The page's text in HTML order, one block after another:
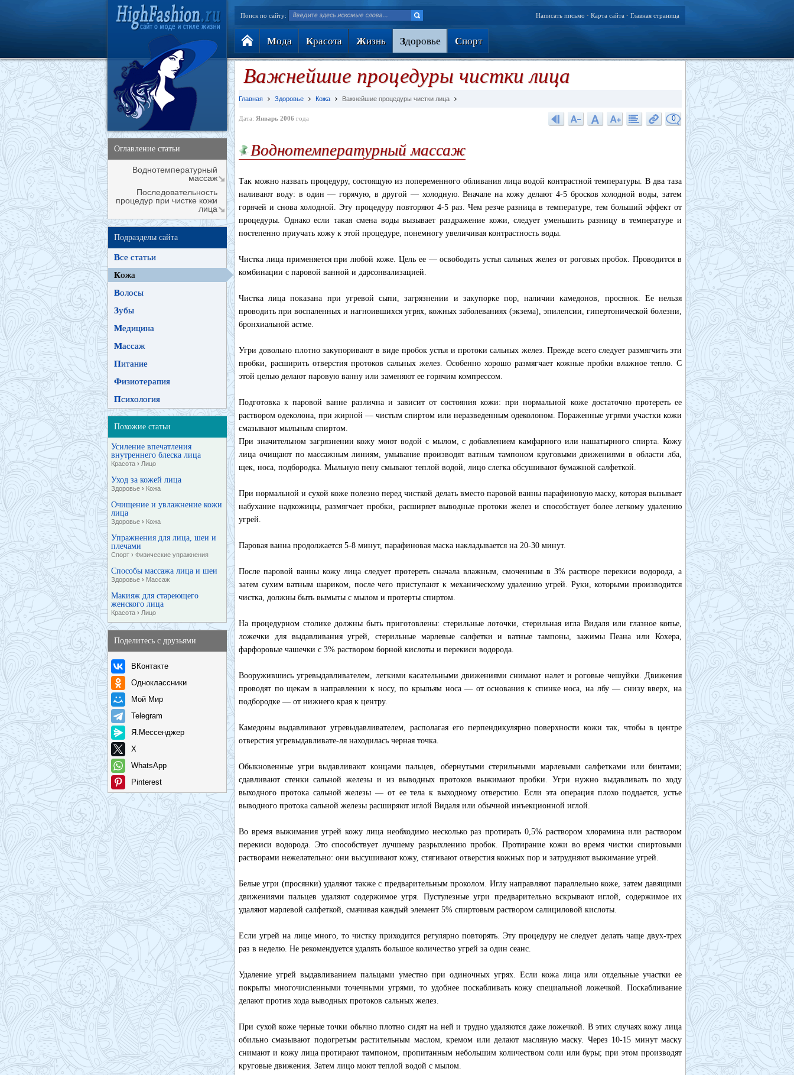
Поиск по сайту: Написать письмо • Карта сайта • Главная страница
Мода Красота Жизнь Здоровье Спорт
Оглавление статьи
Воднотемпературный
массаж
Последовательность
процедур при чистке кожи
лица
Подразделы сайта
Все статьи
Кожа
Волосы
Зубы
Медицина
Массаж
Питание
Физиотерапия
Психология
Похожие статьи
Усиление впечатления
внутреннего блеска лица
Красота › Лицо
Уход за кожей лица
Здоровье › Кожа
Очищение и увлажнение кожи
лица
Здоровье › Кожа
Упражнения для лица, шеи и
плечами
Спорт › Физические упражнения
Способы массажа лица и шеи
Здоровье › Массаж
Макияж для стареющего
женского лица
Красота › Лицо
Поделитесь с друзьями
ВКонтакте
Одноклассники
Мой Мир
Telegram
Я.Мессенджер
X
WhatsApp
Pinterest
Важнейшие процедуры чистки лица
Главная Здоровье Кожа Важнейшие процедуры чистки лица
Дата: Январь 2006 года 0
Воднотемпературный массаж
Так можно назвать процедуру, состоящую из попеременного обливания лица водой контрастной температуры. В два таза
наливают воду: в один — горячую, в другой — холодную. Вначале на кожу делают 4-5 бросков холодной воды, затем
горячей и снова холодной. Эту процедуру повторяют 4-5 раз. Чем резче разница в температуре, тем больший эффект от
процедуры. Однако если такая смена воды вызывает раздражение кожи, следует уменьшить разницу в температуре и
постепенно приучать кожу к этой процедуре, понемногу увеличивая контрастность воды.
Чистка лица применяется при любой коже. Цель ее — освободить устья сальных желез от роговых пробок. Проводится в
комбинации с паровой ванной и дарсонвализацией.
Чистка лица показана при угревой сыпи, загрязнении и закупорке пор, наличии камедонов, просянок. Ее нельзя
проводить при воспаленных и нагноившихся угрях, кожных заболеваниях (экзема), эпилепсии, гипертонической болезни,
бронхиальной астме.
Угри довольно плотно закупоривают в виде пробок устья и протоки сальных желез. Прежде всего следует размягчить эти
пробки, расширить отверстия протоков сальных желез. Особенно хорошо размягчает кожные пробки влажное тепло. С
этой целью делают паровую ванну или заменяют ее горячим компрессом.
Подготовка к паровой ванне различна и зависит от состояния кожи: при нормальной коже достаточно протереть ее
раствором одеколона, при жирной — чистым спиртом или неразведенным одеколоном. Пораженные угрями участки кожи
смазывают мыльным спиртом.
При значительном загрязнении кожу моют водой с мылом, с добавлением камфарного или нашатырного спирта. Кожу
лица очищают по массажным линиям, умывание производят ватным тампоном круговыми движениями в области лба,
щек, носа, подбородка. Мыльную пену смывают теплой водой, лицо слегка обсушивают бумажной салфеткой.
При нормальной и сухой коже полезно перед чисткой делать вместо паровой ванны парафиновую маску, которая вызывает
набухание надкожицы, размягчает пробки, расширяет выводные протоки желез и способствует более легкому удалению
угрей.
Паровая ванна продолжается 5-8 минут, парафиновая маска накладывается на 20-30 минут.
После паровой ванны кожу лица следует протереть сначала влажным, смоченным в 3% растворе перекиси водорода, а
затем сухим ватным шариком, после чего приступают к механическому удалению угрей. Руки, которыми производится
чистка, должны быть вымыты с мылом и протерты спиртом.
На процедурном столике должны быть приготовлены: стерильные лоточки, стерильная игла Видаля или глазное копье,
ложечки для выдавливания угрей, стерильные марлевые салфетки и ватные тампоны, зажимы Пеана или Кохера,
фарфоровые чашечки с 3% раствором борной кислоты и перекиси водорода.
Вооружившись угревыдавливателем, легкими касательными движениями снимают налет и роговые чешуйки. Движения
проводят по щекам в направлении к носу, по крыльям носа — от основания к спинке носа, на лбу — снизу вверх, на
подбородке — от нижнего края к центру.
Камедоны выдавливают угревыдавливателем, располагая его перпендикулярно поверхности кожи так, чтобы в центре
отверстия угревыдавливате-ля находилась черная точка.
Обыкновенные угри выдавливают концами пальцев, обернутыми стерильными марлевыми салфетками или бинтами;
сдавливают стенки сальной железы и из выводных протоков выжимают пробки. Угри нужно выдавливать по ходу
выходного протока сальной железы — от ее тела к выходному отверстию. Если эта операция плохо поддается, устье
выводного протока сальной железы расширяют иглой Видаля или обычной инъекционной иглой.
Во время выжимания угрей кожу лица необходимо несколько раз протирать 0,5% раствором хлорамина или раствором
перекиси водорода. Это способствует лучшему разрыхлению пробок. Протирание кожи во время чистки спиртовыми
растворами нежелательно: они высушивают кожу, стягивают отверстия кожных пор и затрудняют выжимание угрей.
Белые угри (просянки) удаляют также с предварительным проколом. Иглу направляют параллельно коже, затем давящими
движениями пальцев удаляют содержимое угря. Пустулезные угри предварительно вскрывают иглой, содержимое их
удаляют марлевой салфеткой, смачивая каждый элемент 5% спиртовым раствором салициловой кислоты.
Если угрей на лице много, то чистку приходится регулярно повторять. Эту процедуру не следует делать чаще двух-трех
раз в неделю. Не рекомендуется удалять большое количество угрей за один сеанс.
Удаление угрей выдавливанием пальцами уместно при одиночных угрях. Если кожа лица или отдельные участки ее
покрыты многочисленными точечными угрями, то удобнее поскабливать кожу специальной ложечкой. Поскабливание
делают против хода выводных протоков сальных желез.
При сухой коже черные точки обычно плотно сидят на ней и трудно удаляются даже ложечкой. В этих случаях кожу лица
обильно смазывают подогретым растительным маслом, кремом или делают масляную маску. Через 10-15 минут маску
снимают и кожу лица протирают тампоном, пропитанным небольшим количеством соли или буры; при этом производят
круговые движения. Затем лицо моют теплой водой с мылом.